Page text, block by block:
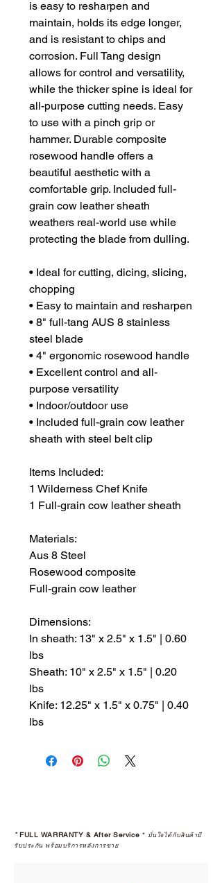
is easy to resharpen and
maintain, holds its edge longer,
and is resistant to chips and
corrosion. Full Tang design
allows for control and versatility,
while the thicker spine is ideal for
all-purpose cutting needs. Easy
to use with a pinch grip or
hammer. Durable composite
rosewood handle offers a
beautiful aesthetic with a
comfortable grip. Included full-
grain cow leather sheath
weathers real-world use while
protecting the blade from dulling.
• Ideal for cutting, dicing, slicing,
chopping
• Easy to maintain and resharpen
• 8" full-tang AUS 8 stainless
steel blade
• 4" ergonomic rosewood handle
• Excellent control and all-
purpose versatility
• Indoor/outdoor use
• Included full-grain cow leather
sheath with steel belt clip
Items Included:
1 Wilderness Chef Knife
1 Full-grain cow leather sheath
Materials:
Aus 8 Steel
Rosewood composite
Full-grain cow leather
Dimensions:
In sheath: 13" x 2.5" x 1.5" | 0.60
lbs
Sheath: 10" x 2.5" x 1.5" | 0.20
lbs
Knife: 12.25" x 1.5" x 0.75" | 0.40
lbs
*FULL WARRANTY & After Service * มั่นใจได้กับสินค้ามี
รับประกัน พร้อมบริการหลังการขาย